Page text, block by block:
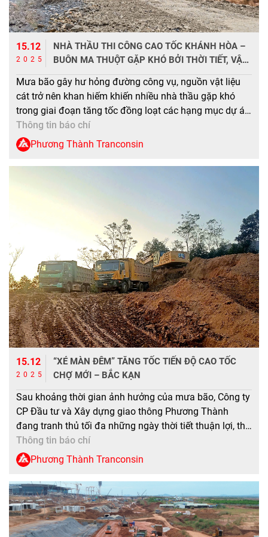
15.12
2025
NHÀ THẦU THI CÔNG CAO TỐC KHÁNH HÒA –
BUÔN MA THUỘT GẶP KHÓ BỞI THỜI TIẾT, VẬT
LIỆU
Mưa bão gây hư hỏng đường công vụ, nguồn vật liệu
cát trở nên khan hiếm khiến nhiều nhà thầu gặp khó
trong giai đoạn tăng tốc đồng loạt các hạng mục dự án
đường bộ cao tốc Khánh Hòa – Buôn Ma Thuột. Tham
gia thi công gói thầu XL02 (Km43 – Km 54+500) […]
Thông tin báo chí
Phương Thành Tranconsin
15.12
2025
“XÉ MÀN ĐÊM” TĂNG TỐC TIẾN ĐỘ CAO TỐC
CHỢ MỚI – BẮC KẠN
Sau khoảng thời gian ảnh hưởng của mưa bão, Công ty
CP Đầu tư và Xây dựng giao thông Phương Thành
đang tranh thủ tối đa những ngày thời tiết thuận lợi, thi
công “3 ca, 4 kíp”, bứt tốc tiến độ dự án cao tốc Chợ
Mới – Bắc Kạn. Tháng 11 đi về […]
Thông tin báo chí
Phương Thành Tranconsin